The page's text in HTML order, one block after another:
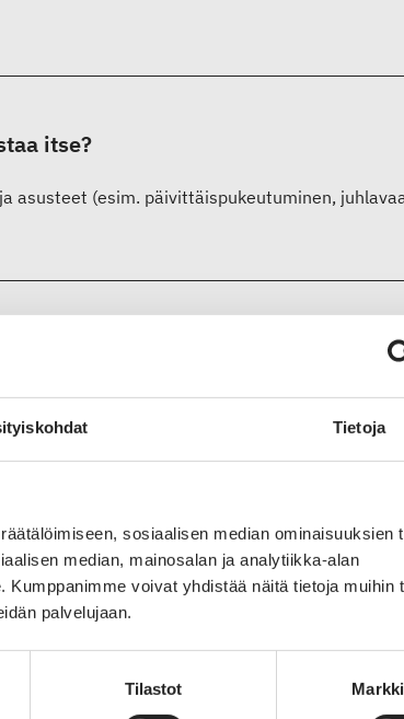
Tietoja
sosiaalisen median ominaisuuksien
median, mainosalan ja analytiikka-alan
voivat yhdistää näitä tietoja muihin
palvelujaan.
Tilastot
itse?
asusteet (esim. päivittäispukeutuminen,
palveluista ja valmistusvaiheista
Liivejä, mekkoja, päiväpeittoja,